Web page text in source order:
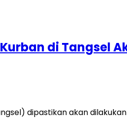
di Tangsel
dipastikan akan